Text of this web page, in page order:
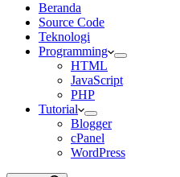
Beranda
Source Code
Teknologi
Programming
HTML
JavaScript
PHP
Tutorial
Blogger
cPanel
WordPress